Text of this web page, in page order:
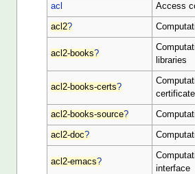
acl Access
acl2?
acl2-books?
libraries
acl2-books-certs?
acl2-books-source?
acl2-doc?
acl2-emacs?
interface